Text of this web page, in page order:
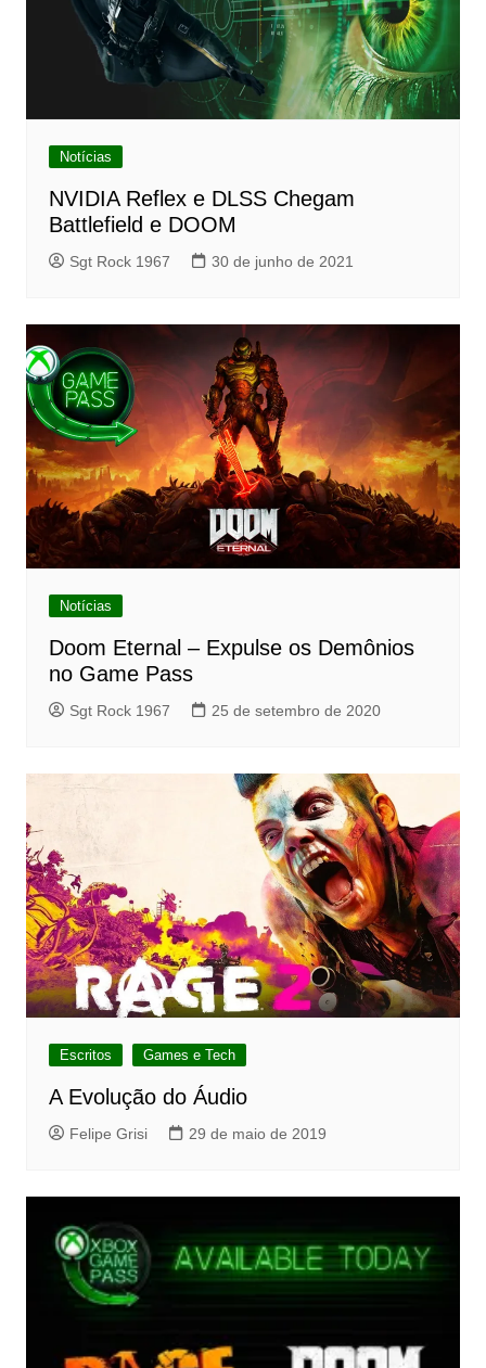
Notícias
NVIDIA Reflex e DLSS Chegam
Battlefield e DOOM
Sgt Rock 1967 30 de junho de 2021
Notícias
Doom Eternal – Expulse os Demônios
no Game Pass
Sgt Rock 1967 25 de setembro de 2020
Escritos Games e Tech
A Evolução do Áudio
Felipe Grisi 29 de maio de 2019